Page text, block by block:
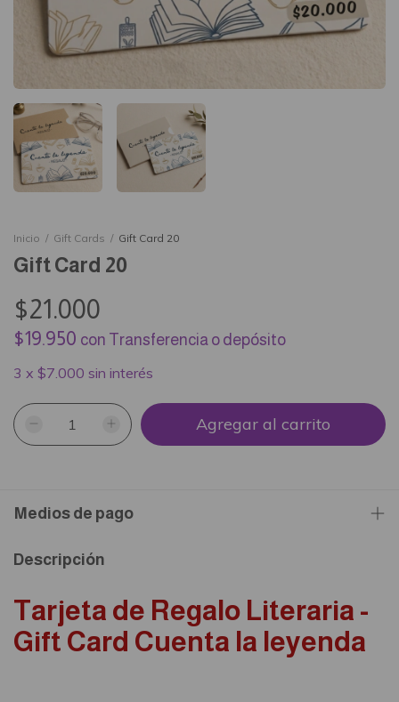
Inicio / Gift Cards / Gift Card 20
Gift Card 20
$21.000
$19.950 con Transferencia o depósito
3 x $7.000 sin interés
Medios de pago
Descripción
Tarjeta de Regalo Literaria -
Gift Card Cuenta la leyenda